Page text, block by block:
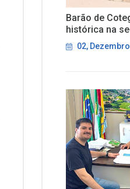
Barão de
histórica na
02,